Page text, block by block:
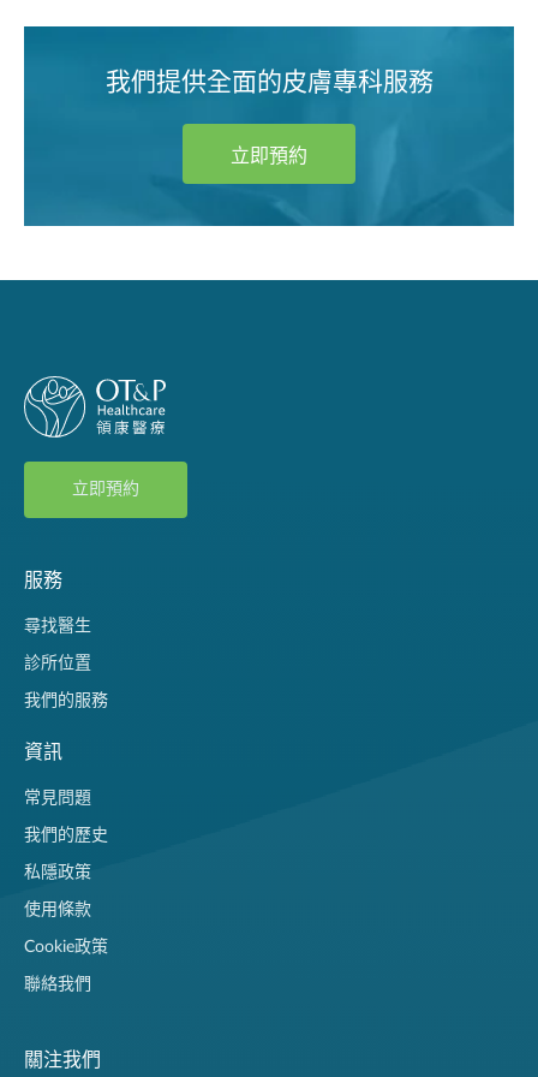
我們提供全面的皮膚專科服務
立即預約
立即預約
服務
尋找醫生
診所位置
我們的服務
資訊
常見問題
我們的歷史
私隱政策
使用條款
Cookie政策
聯絡我們
關注我們